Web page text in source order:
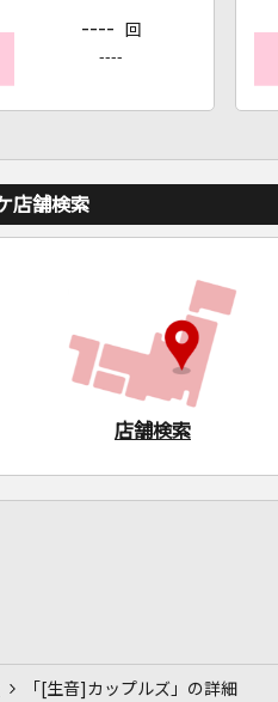
---- 回
----
店舗検索
店舗検索
「[生音]カップルズ」の詳細